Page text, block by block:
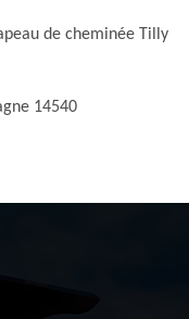
de cheminée Tilly
14540